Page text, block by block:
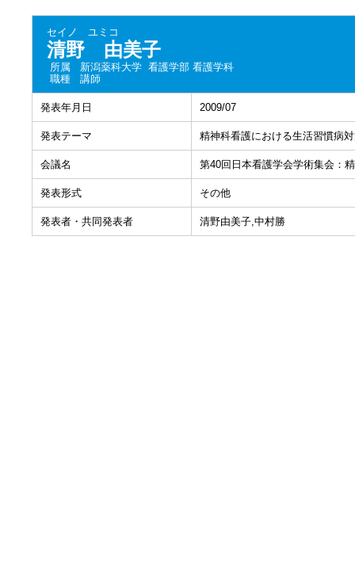
セイノ ユミコ
清野 由美子
所属
新潟薬科大学 看護学部 看護学科
職種
講師
発表年月日 2009/07
発表テーマ 精神科看護における生活習慣病
会議名 第40回日本看護学会学術集会：
発表形式 その他
発表者・共同発表者 清野由美子,中村勝